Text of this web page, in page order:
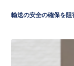
輸送の安全の確保を